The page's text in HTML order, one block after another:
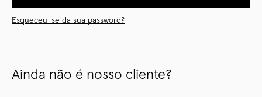
Esqueceu-se da sua password?
Ainda não é nosso cliente?